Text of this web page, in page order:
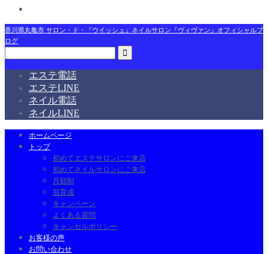
香川県丸亀市 サロン・ド・『ウイッシュ』ネイルサロン『ヴィヴァン』オフィシャルブ
ログ
エステ電話
エステLINE
ネイル電話
ネイルLINE
ホームページ
トップ
初めてエステサロンにご来店
初めてネイルサロンにご来店
月額制
肌育成
キャンペーン
よくある質問
キャンセルポリシー
お客様の声
お問い合わせ